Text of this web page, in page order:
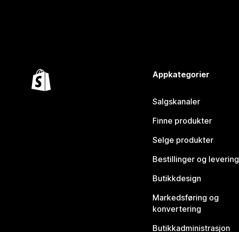
Appkategorier
Salgskanaler
Finne produkter
Selge produkter
Bestillinger og levering
Butikkdesign
Markedsføring og
konvertering
Butikkadministrasjon